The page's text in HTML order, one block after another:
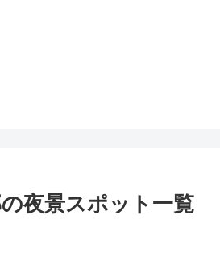
夜景スポット一覧